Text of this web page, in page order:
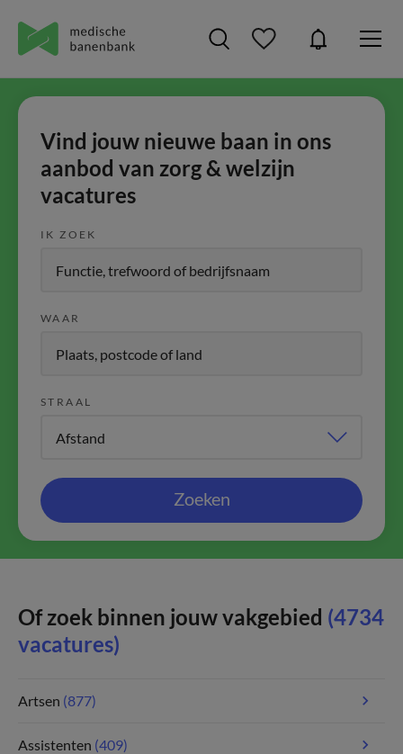
Vind jouw nieuwe baan in ons
aanbod van zorg & welzijn
vacatures
IK ZOEK
WAAR
STRAAL
Zoeken
Of zoek binnen jouw vakgebied (4734
vacatures)
Artsen (877)
Assistenten (409)